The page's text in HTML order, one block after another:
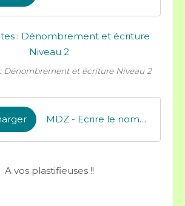
Dénombrement et écriture Niveau 2
MDZ - Ecrire le nombre dobjets dinsectes 2
A vos plastifieuses !!